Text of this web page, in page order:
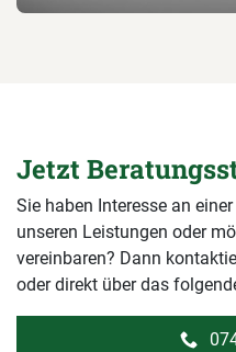
Jetzt
Sie haben Interesse an
unseren Leistungen oder
vereinbaren? Dann
oder direkt über das